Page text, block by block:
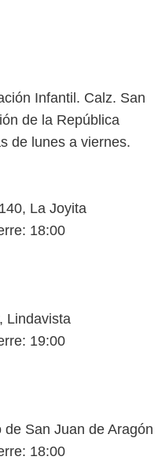
Infantil. Calz. San
de la República
de lunes a viernes.
La Joyita
18:00
Lindavista
19:00
San Juan de Aragón
18:00